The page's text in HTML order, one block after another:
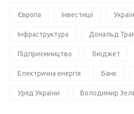
Європа Інвестиції
Інфраструктура Дональд
Підприємництво Бюджет
Електрична енергія Банк
Уряд України Володимир